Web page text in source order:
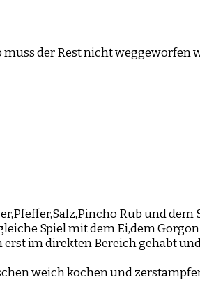
der Rest nicht weggeworfen
Rub und
Spiel mit dem Ei,dem
im direkten Bereich gehabt
weich kochen und